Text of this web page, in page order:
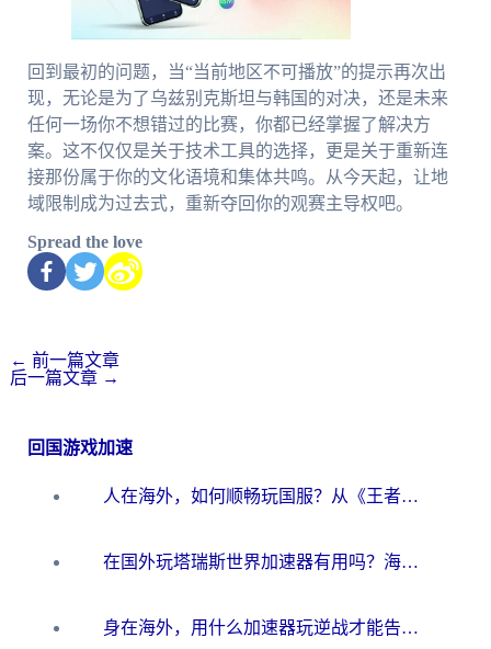
回到最初的问题，当“当前地区不可播放”的提示再次出
现，无论是为了乌兹别克斯坦与韩国的对决，还是未来
任何一场你不想错过的比赛，你都已经掌握了解决方
案。这不仅仅是关于技术工具的选择，更是关于重新连
接那份属于你的文化语境和集体共鸣。从今天起，让地
域限制成为过去式，重新夺回你的观赛主导权吧。
Spread the love
← 前一篇文章
后一篇文章 →
回国游戏加速
人在海外，如何顺畅玩国服？从《王者荣耀》到《云图计划》的加速器终极指南
在国外玩塔瑞斯世界加速器有用吗？海外玩家亲测后的真实答案
身在海外，用什么加速器玩逆战才能告别延迟？